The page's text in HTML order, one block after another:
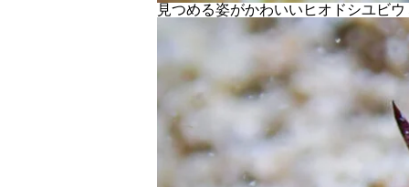
見つめる姿がかわいいヒオドシユビ